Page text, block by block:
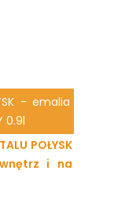
- emalia
0.9l
POŁYSK
i na